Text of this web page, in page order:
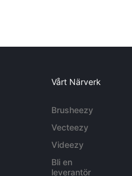
Vårt Närverk
Brusheezy
Vecteezy
Videezy
Bli en
leverantör